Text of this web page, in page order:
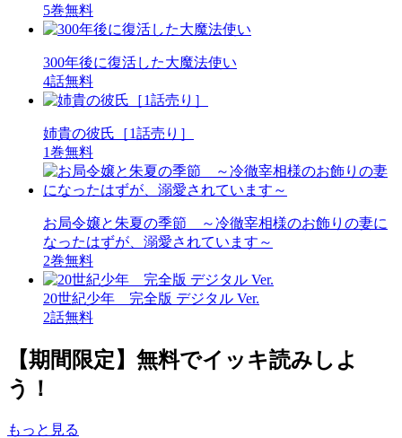
5巻無料
300年後に復活した大魔法使い
4話無料
姉貴の彼氏［1話売り］
1巻無料
お局令嬢と朱夏の季節 ～冷徹宰相様のお飾りの妻に
なったはずが、溺愛されています～
2巻無料
20世紀少年 完全版 デジタル Ver.
2話無料
【期間限定】無料でイッキ読みしよ
う！
もっと見る